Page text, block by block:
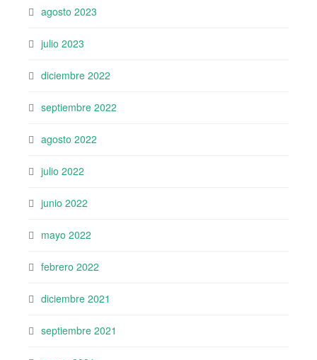
agosto 2023
julio 2023
diciembre 2022
septiembre 2022
agosto 2022
julio 2022
junio 2022
mayo 2022
febrero 2022
diciembre 2021
septiembre 2021